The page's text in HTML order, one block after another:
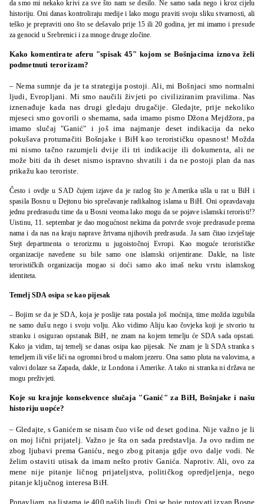
da smo mi nekako krivi za sve što nam se desilo. Ne samo sada nego i kroz cijelu
historiju. Oni danas kontroliraju medije i lako mogu praviti svoju sliku stvarnosti, ali
teško je prepraviti ono što se dešavalo prije 15 ili 20 godina, jer mi imamo i presude
za genocid u Srebrenici i za mnoge druge zločine.
Kako komentirate aferu "spisak 45" kojom se Bošnjacima iznova želi
podmetnuti terorizam?
– Nema sumnje da je ta strategija postoji. Ali, mi Bošnjaci smo normalni
ljudi, Evropljani. Mi smo naučili živjeti po civiliziranim pravilima. Nas
iznenađuje kada nas drugi gledaju drugačije. Gledajte, prije nekoliko
mjeseci smo govorili o shemama, sada imamo pismo Džona Mejdžora, pa
imamo slučaj "Ganić" i još ima najmanje deset indikacija da neko
pokušava protumačiti Bošnjake i BiH kao terorističku opasnost! Možda
mi nismo tačno razumjeli dvije ili tri indikacije ili dokumenta, ali ne
može biti da ih deset nismo ispravno shvatili i da ne postoji plan da nas
prikažu kao teroriste.
Često i ovdje u SAD čujem izjave da je razlog što je Amerika ušla u rat u BiH i
spasila Bosnu u Dejtonu bio sprečavanje radikalnog islama u BiH. Oni opravdavaju
jednu predrasudu time da u Bosni veoma lako mogu da se pojave islamski teroristi!?
Uistinu, 11. septembar je dao mogućnost nekima da potvrde svoje predrasude prema
nama i da nas na kraju naprave žrtvama njihovih predrasuda. Ja sam čitao izvještaje
Stejt departmenta o terorizmu u jugoistočnoj Evropi. Kao moguće terorističke
organizacije navedene su bile samo one islamski orijentirane. Dakle, na liste
terorističkih organizacija mogao si doći samo ako imaš neku vrstu islamskog
identiteta.
Temelj SDA osipa se kao pijesak
– Bojim se da je SDA, koja je poslije rata postala još moćnija, time možda izgubila
ne samo dušu nego i svoju volju. Ako vidimo Aliju kao čovjeka koji je stvorio tu
stranku i osigurao opstanak BiH, ne znam na kojem temelju će SDA sada opstati.
Kako ja vidim, taj temelj se danas osipa kao pijesak. Ne znam je li SDA stranka s
temeljem ili više liči na ogromni brod u malom jezeru. Ona samo pluta na valovima, a
valovi dolaze sa Zapada, dakle, iz Londona i Amerike. A tako ni stranka ni država ne
mogu preživjeti.
Koje su krajnje konsekvence slučaja "Ganić" za BiH, Bošnjake i našu
historiju uopće?
– Gledajte, s Ganićem se nisam čuo više od deset godina. Nije važno je li
on moj lični prijatelj. Važno je šta on sada predstavlja. Ja ovo radim ne
zbog ljubavi prema Ganiću, nego zbog pitanja gdje ovo dalje vodi. Ne
želim ostaviti utisak da imam nešto protiv Ganića. Naprotiv. Ali, ovo za
mene nije pitanje ličnog prijateljstva, političkog opredjeljenja, nego
pitanje ključnog interesa BiH.
Ponavljam, na listama je 400 naših ljudi. Oni se boje putovati izvan Bosne